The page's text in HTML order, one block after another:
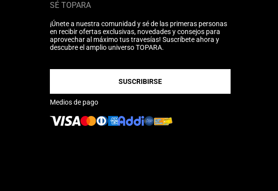
SÉ TOPARA
¡Únete a nuestra comunidad y sé de las primeras personas
en recibir ofertas exclusivas, novedades y consejos para
aprovechar al máximo tus travesías! Suscríbete ahora y
descubre el amplio universo TOPARA.
SUSCRIBIRSE
Medios de pago